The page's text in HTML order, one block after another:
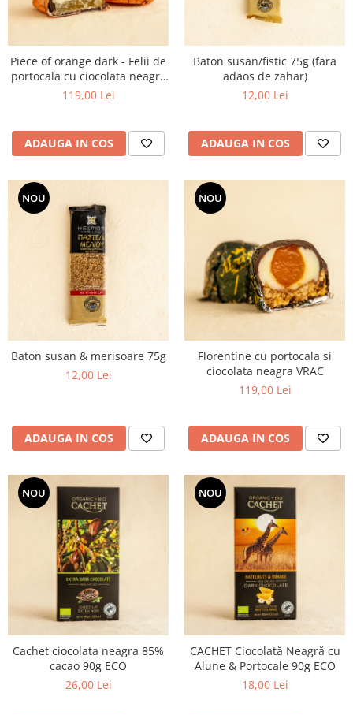
Piece of orange dark - Felii de
portocala cu ciocolata neagra
VRAC
119,00 Lei
ADAUGA IN COS
Baton susan/fistic 75g (fara
adaos de zahar)
12,00 Lei
ADAUGA IN COS
NOU
Baton susan & merisoare 75g
12,00 Lei
ADAUGA IN COS
NOU
Florentine cu portocala si
ciocolata neagra VRAC
119,00 Lei
ADAUGA IN COS
NOU
Cachet ciocolata neagra 85%
cacao 90g ECO
26,00 Lei
NOU
CACHET Ciocolată Neagră cu
Alune & Portocale 90g ECO
18,00 Lei